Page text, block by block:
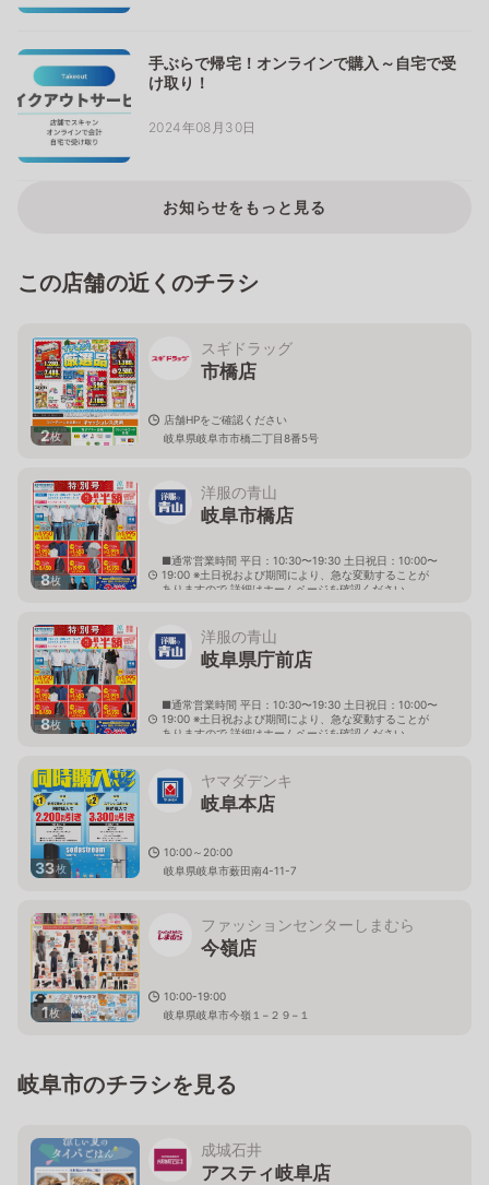
手ぶらで帰宅！オンラインで購入～自宅で受
け取り！
2024年08月30日
お知らせをもっと見る
この店舗の近くのチラシ
2枚
スギドラッグ
市橋店
店舗HPをご確認ください
岐阜県岐阜市市橋二丁目8番5号
8枚
洋服の青山
岐阜市橋店
■通常営業時間 平日：10:30〜19:30 土日祝日：10:00〜
19:00 ※土日祝および期間により、急な変動することが
ありますので 詳細はホームページを確認ください
8枚
洋服の青山
岐阜県庁前店
■通常営業時間 平日：10:30〜19:30 土日祝日：10:00〜
19:00 ※土日祝および期間により、急な変動することが
ありますので 詳細はホームページを確認ください
33枚
ヤマダデンキ
岐阜本店
10:00～20:00
岐阜県岐阜市薮田南4-11-7
1枚
ファッションセンターしまむら
今嶺店
10:00-19:00
岐阜県岐阜市今嶺１−２９−１
岐阜市のチラシを見る
成城石井
アスティ岐阜店